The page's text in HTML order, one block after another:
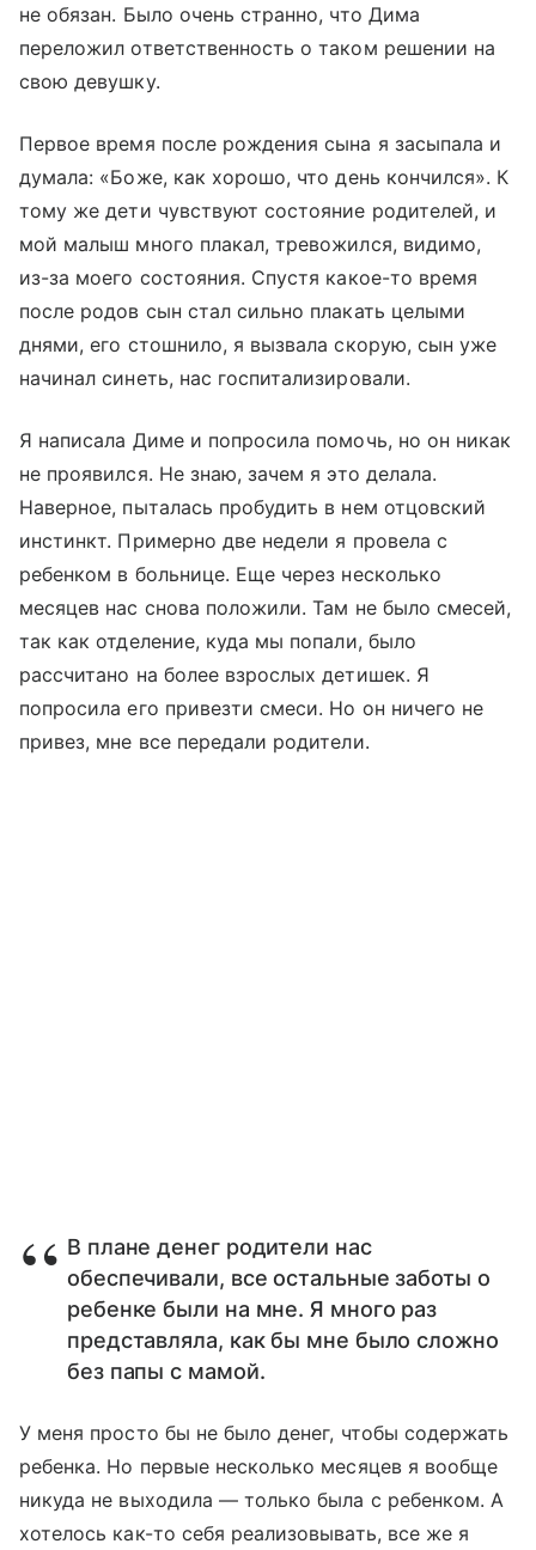
не обязан. Было очень странно, что Дима
переложил ответственность о таком решении на
свою девушку.
Первое время после рождения сына я засыпала и
думала: «Боже, как хорошо, что день кончился». К
тому же дети чувствуют состояние родителей, и
мой малыш много плакал, тревожился, видимо,
из-за моего состояния. Спустя какое-то время
после родов сын стал сильно плакать целыми
днями, его стошнило, я вызвала скорую, сын уже
начинал синеть, нас госпитализировали.
Я написала Диме и попросила помочь, но он никак
не проявился. Не знаю, зачем я это делала.
Наверное, пыталась пробудить в нем отцовский
инстинкт. Примерно две недели я провела с
ребенком в больнице. Еще через несколько
месяцев нас снова положили. Там не было смесей,
так как отделение, куда мы попали, было
рассчитано на более взрослых детишек. Я
попросила его привезти смеси. Но он ничего не
привез, мне все передали родители.
В плане денег родители нас
обеспечивали, все остальные заботы о
ребенке были на мне. Я много раз
представляла, как бы мне было сложно
без папы с мамой.
У меня просто бы не было денег, чтобы содержать
ребенка. Но первые несколько месяцев я вообще
никуда не выходила — только была с ребенком. А
хотелось как-то себя реализовывать, все же я